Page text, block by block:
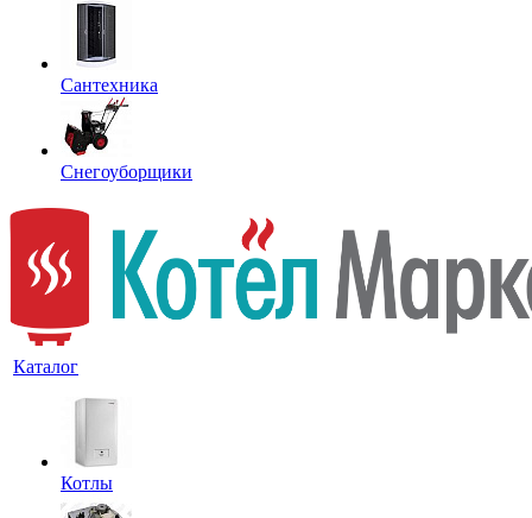
Сантехника
Снегоуборщики
Каталог
Котлы